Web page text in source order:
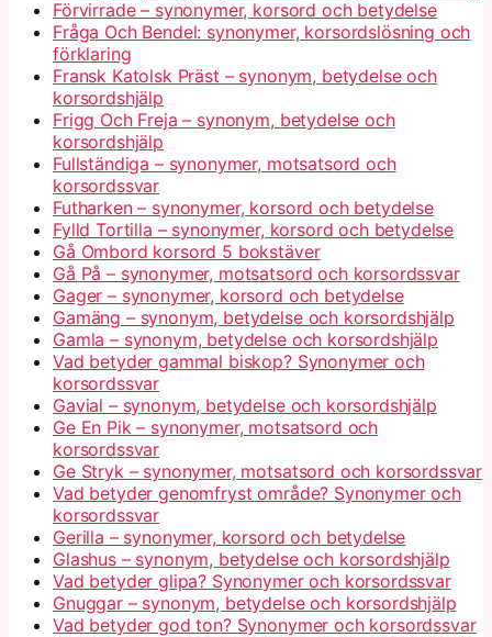
Förvirrade – synonymer, korsord och betydelse
Fråga Och Bendel: synonymer, korsordslösning och
förklaring
Fransk Katolsk Präst – synonym, betydelse och
korsordshjälp
Frigg Och Freja – synonym, betydelse och
korsordshjälp
Fullständiga – synonymer, motsatsord och
korsordssvar
Futharken – synonymer, korsord och betydelse
Fylld Tortilla – synonymer, korsord och betydelse
Gå Ombord korsord 5 bokstäver
Gå På – synonymer, motsatsord och korsordssvar
Gager – synonymer, korsord och betydelse
Gamäng – synonym, betydelse och korsordshjälp
Gamla – synonym, betydelse och korsordshjälp
Vad betyder gammal biskop? Synonymer och
korsordssvar
Gavial – synonym, betydelse och korsordshjälp
Ge En Pik – synonymer, motsatsord och
korsordssvar
Ge Stryk – synonymer, motsatsord och korsordssvar
Vad betyder genomfryst område? Synonymer och
korsordssvar
Gerilla – synonymer, korsord och betydelse
Glashus – synonym, betydelse och korsordshjälp
Vad betyder glipa? Synonymer och korsordssvar
Gnuggar – synonym, betydelse och korsordshjälp
Vad betyder god ton? Synonymer och korsordssvar